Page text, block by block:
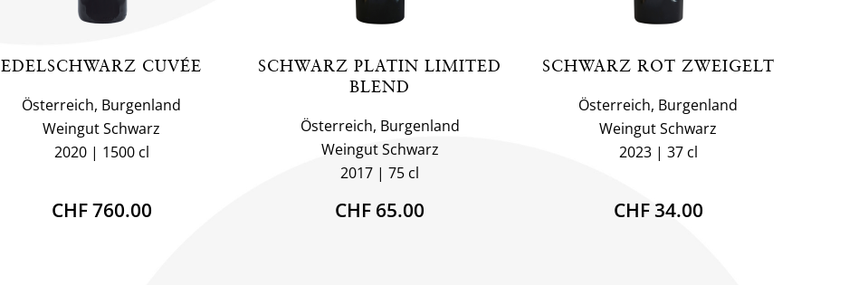
EDELSCHWARZ CUVÉE
Österreich, Burgenland
Weingut Schwarz
2020
1500 cl
CHF 760.00
SCHWARZ PLATIN LIMITED
BLEND
Österreich, Burgenland
Weingut Schwarz
2017
75 cl
CHF 65.00
SCHWARZ ROT ZWEIGELT
Österreich, Burgenland
Weingut Schwarz
2023
37 cl
CHF 34.00